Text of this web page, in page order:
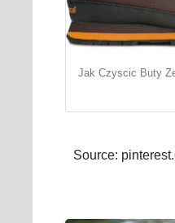
Jak Czyscic Buty
Source: